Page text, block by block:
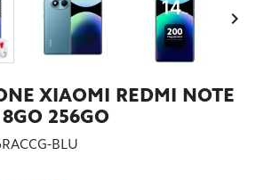

XIAOMI REDMI NOTE
256GO
BLU